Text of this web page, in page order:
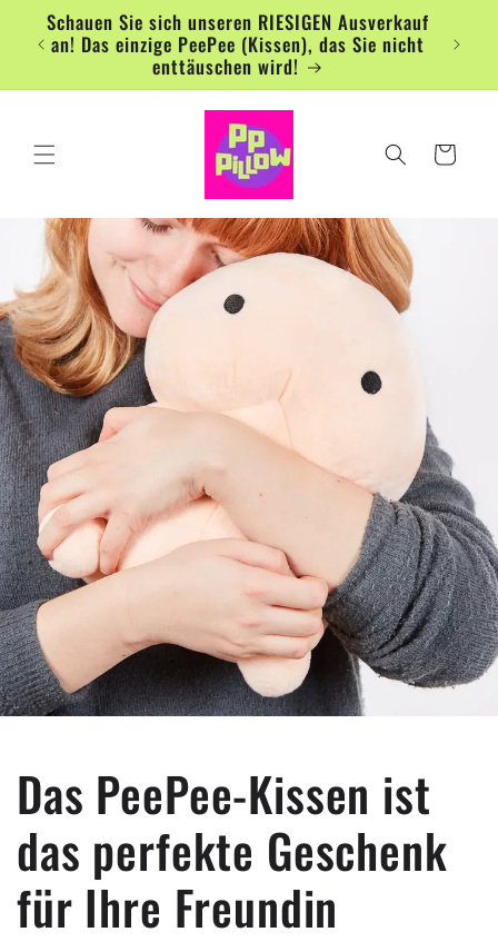
zum
Inhalt
Schauen Sie sich unseren RIESIGEN Ausverkauf
an! Das einzige PeePee (Kissen), das Sie nicht
enttäuschen wird!
Warenkorb
Das PeePee-Kissen ist
das perfekte Geschenk
für Ihre Freundin